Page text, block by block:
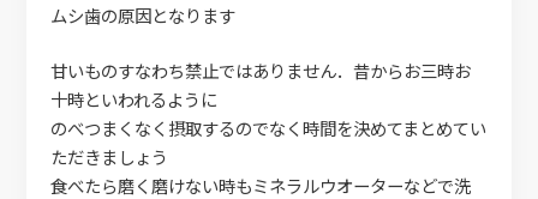
ムシ歯の原因となります
甘いものすなわち禁止ではありません．昔からお三時お
十時といわれるように
のべつまくなく摂取するのでなく時間を決めてまとめてい
ただきましょう
食べたら磨く磨けない時もミネラルウオーターなどで洗